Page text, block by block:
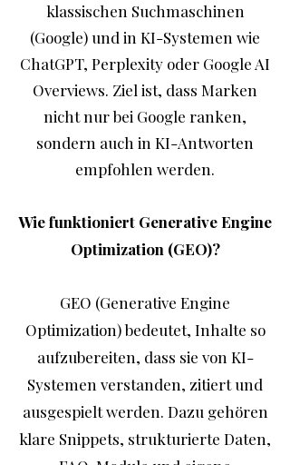
klassischen Suchmaschinen
(Google) und in KI-Systemen wie
ChatGPT, Perplexity oder Google AI
Overviews. Ziel ist, dass Marken
nicht nur bei Google ranken,
sondern auch in KI-Antworten
empfohlen werden.
Wie funktioniert Generative Engine
Optimization (GEO)?
GEO (Generative Engine
Optimization) bedeutet, Inhalte so
aufzubereiten, dass sie von KI-
Systemen verstanden, zitiert und
ausgespielt werden. Dazu gehören
klare Snippets, strukturierte Daten,